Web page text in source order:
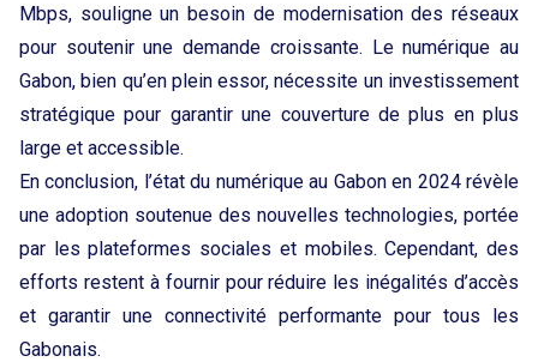
Mbps, souligne un besoin de modernisation des réseaux
pour soutenir une demande croissante. Le numérique au
Gabon, bien qu’en plein essor, nécessite un investissement
stratégique pour garantir une couverture de plus en plus
large et accessible.
En conclusion, l’état du numérique au Gabon en 2024 révèle
une adoption soutenue des nouvelles technologies, portée
par les plateformes sociales et mobiles. Cependant, des
efforts restent à fournir pour réduire les inégalités d’accès
et garantir une connectivité performante pour tous les
Gabonais.